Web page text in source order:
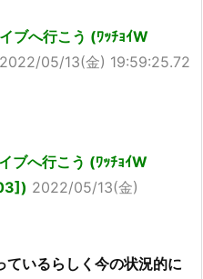
ブへ行こう (ﾜｯﾁｮｲW
2022/05/13(金) 19:59:25.72
ブへ行こう (ﾜｯﾁｮｲW
2022/05/13(金)
いるらしく今の状況的に